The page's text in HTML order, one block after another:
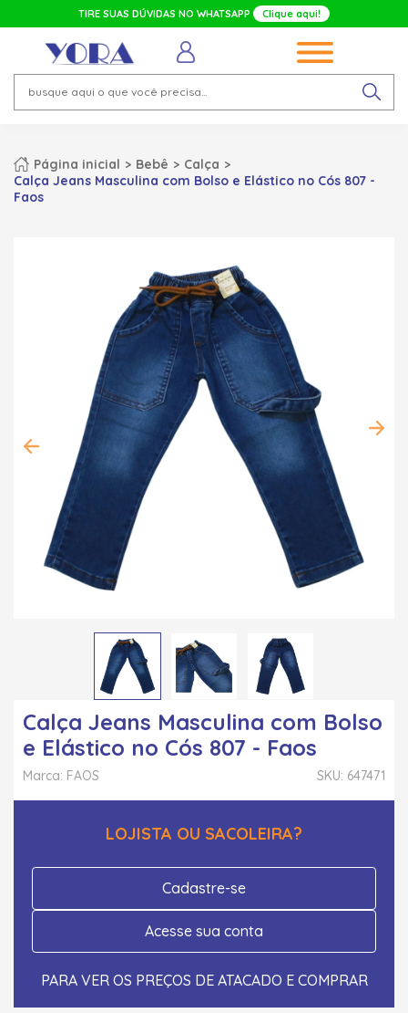
TIRE SUAS DÚVIDAS NO WHATSAPP Clique aqui!
Página inicial Bebê
Calça
Calça Jeans Masculina com Bolso e Elástico no Cós 807 -
Faos
Calça Jeans Masculina com Bolso
e Elástico no Cós 807 - Faos
SKU: 647471
Marca: FAOS
LOJISTA OU SACOLEIRA?
Cadastre-se
Acesse sua conta
PARA VER OS PREÇOS DE ATACADO E COMPRAR